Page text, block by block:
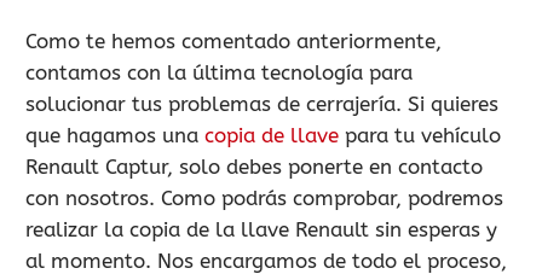
Como te hemos comentado anteriormente,
contamos con la última tecnología para
solucionar tus problemas de cerrajería. Si quieres
que hagamos una copia de llave para tu vehículo
Renault Captur, solo debes ponerte en contacto
con nosotros. Como podrás comprobar, podremos
realizar la copia de la llave Renault sin esperas y
al momento. Nos encargamos de todo el proceso,